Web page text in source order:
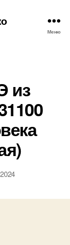
Меню
из